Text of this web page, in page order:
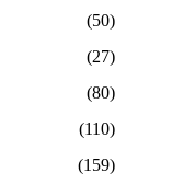
(50)
(27)
(80)
(110)
(159)